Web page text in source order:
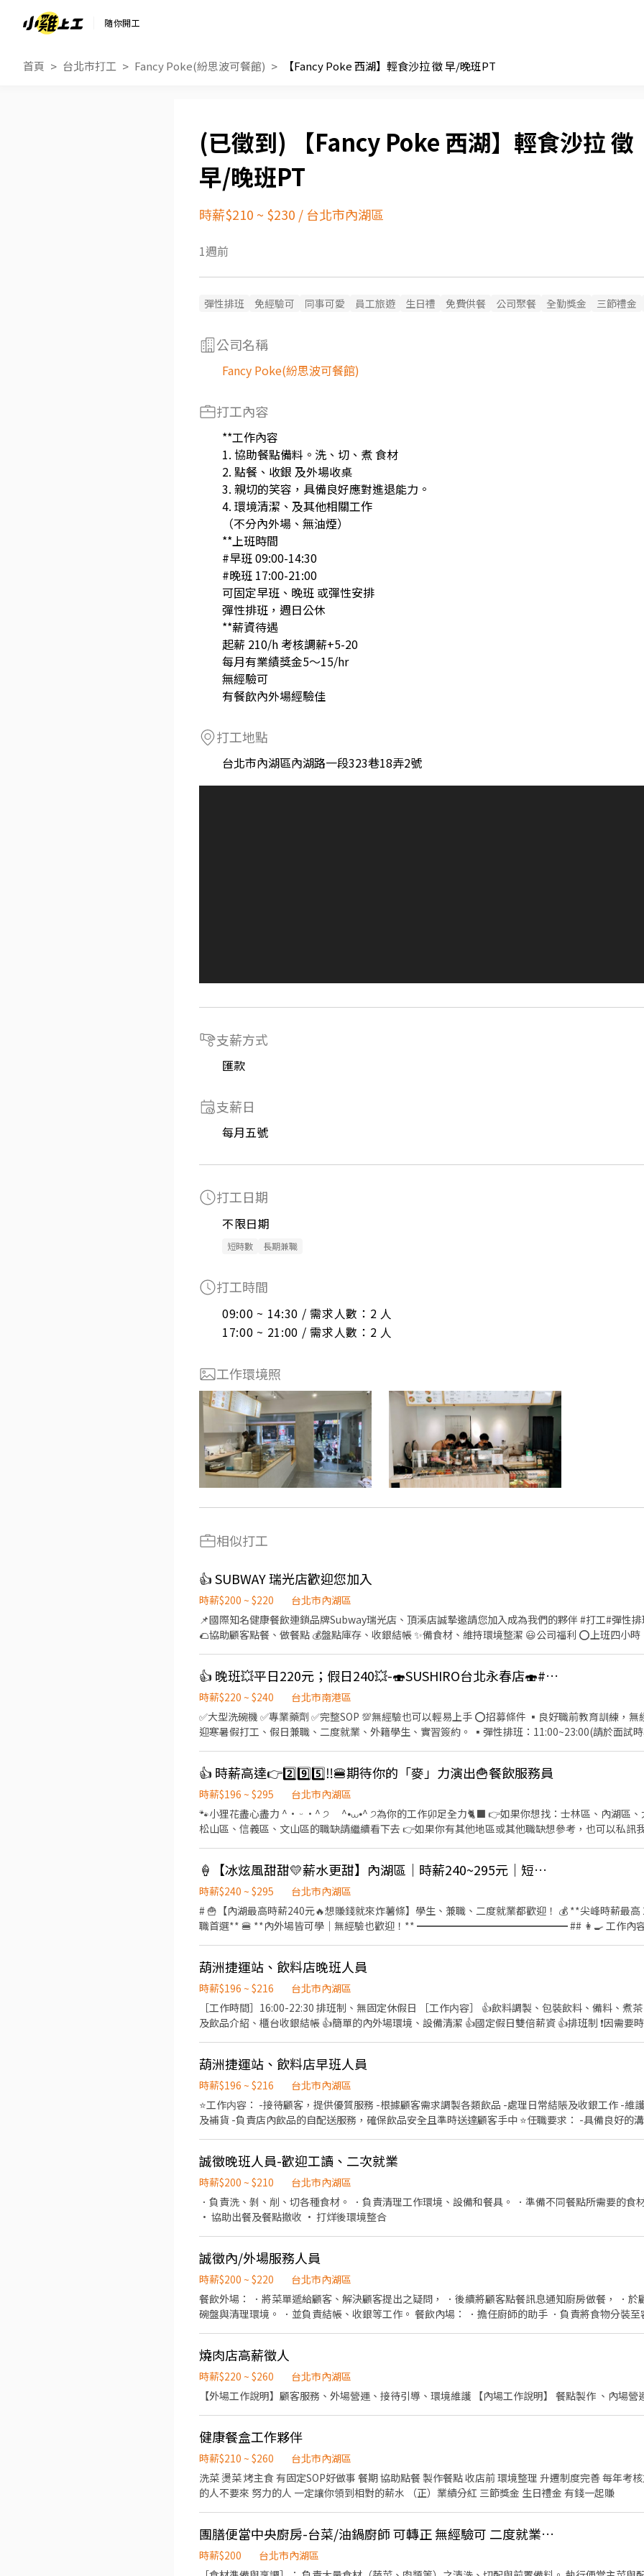
隨你開工
首頁 台北市打工 Fancy Poke(紛思波可餐館) 【Fancy Poke 西湖】輕食沙拉 徵 早/晚班PT
【Fancy Poke 西湖】輕食沙拉 徵
早/晚班PT
時薪$210 ~ $230 / 台北市內湖區
1週前
彈性排班 免經驗可 同事可愛 員工旅遊 生日禮 免費供餐 公司聚餐 全勤獎金 三節禮金
公司名稱
Fancy Poke(紛思波可餐館)
打工內容
**工作內容
1. 協助餐點備料。洗、切、煮 食材
2. 點餐、收銀 及外場收桌
3. 親切的笑容，具備良好應對進退能力。
4. 環境清潔、及其他相關工作
（不分內外場、無油煙）
**上班時間
#早班 09:00-14:30
#晚班 17:00-21:00
可固定早班、晚班 或彈性安排
彈性排班，週日公休
**薪資待遇
起薪 210/h 考核調薪+5-20
每月有業績獎金5～15/hr
無經驗可
有餐飲內外場經驗佳
打工地點
台北市內湖區內湖路一段323巷18弄2號
支薪方式
匯款
支薪日
每月五號
打工日期
不限日期
短時數 長期兼職
打工時間
09:00 ~ 14:30 / 需求人數：2 人
17:00 ~ 21:00 / 需求人數：2 人
工作環境照
相似打工
👍 SUBWAY 瑞光店歡迎您加入
時薪$200 ~ $220
台北市內湖區
📌國際知名健康餐飲連鎖品牌Subway瑞光店、頂溪店誠摯邀請您加入成為我們的夥伴 #打工#彈性排班#升等儲
🌮協助顧客點餐、做餐點 💰盤點庫存、收銀結帳 ✨備食材、維持環境整潔 😃公司福利 ⭕️上班四小時，提供餐點 ⭕️提供工作制服
👍 晚班💥平日220元；假日240💥-🍣SUSHIRO台北永春店🍣#待遇佳
時薪$220 ~ $240
台北市南港區
✅️大型洗碗機 ✅️專業藥劑 ✅️完整SOP 💯無經驗也可以輕易上手 ⭕招募條件 ▪良好職前教育訓練，無經驗者也可以加入!!！ ▪歡
迎寒暑假打工、假日兼職、二度就業、外籍學生、實習簽約。 ▪彈性排班：11:00~23:00(請於面試時與主管
習到日本商業禮儀、衛生知識及專業的烹飪技巧，還可接觸店鋪的經營管理，例如：成本控管及數
且制度完善，依努力及成果將有升遷加薪的機會 ▪享有完善的福利制度，加班費為5分鐘為單位計
畫拓展全台灣，讓更多人有機會品嚐美味平價壽司，致力成為頂尖品牌 ⭕基本保障 ①加班費(以5分鐘為單位計算) ②勞保、健
保、意外險 ③每月提撥勞工退休新制6% ④特休／年假按照勞基法規定 ⑤颱風天出勤津貼補助 ⑥員
制服 ⑧任職一年後提供免費健檢
👍 時薪高達👉2️⃣9️⃣5️⃣‼️🍔期待你的「麥」力演出🍟餐飲服務員
時薪$196 ~ $295
台北市內湖區
🐾小狸花盡心盡力 ^• ᵕ •^ ੭ ^⦁⩊⦁^ ੭為你的工作卯足全力🐈‍⬛ 👉如果你想找：士林區、內湖區、大安區、中山區、中正區、
松山區、信義區、文山區的職缺請繼續看下去 👉如果你有其他地區或其他職缺想參考，也可以私訊我唷 .˚⊹ ⁺‧ 【工作內容
店 .˚⊹ ⁺‧ 【薪資制度】 ‧⁺ ⊹˚. 💰 在上述時段內，時薪為 $ 225 ~ 240 🪙 若非以上時段，時薪為 $ 196 💰 過00:00 + $ 55 夜班津貼
.˚⊹ ⁺‧ 【 休假制度】 ‧⁺ ⊹˚. 📌 採排休制（無固定休） 🗓️ 周一至週日皆需排班 🚫 周六、周日可排休不可固定休
點】 ‧⁺ ⊹˚. 👉士林區 台北士林店📍台北市士林區中山北路五段602號 👉內湖區 台北西湖店📍台北市內湖區內湖路一段283號 台
北舊宗二店📍台北市內湖區舊宗路一段275號 👉大安區 羅斯福店📍台北市大安區羅斯福路二段45號 台北麟光店📍台北市大安區
和平東路三段406巷8號 台北復興二店📍台北市大安區復興南路二段273號 台北光復店📍台北市大安區光復
台北長春店📍台北市中山區長春路172號 台北南京五店📍台北市中山區南京東路三段210之1號 👉中正區 林森二店📍台北市中正
區林森南路1號 台北濟南店📍台北市中正區濟南路二段66號 台北館前店📍台北市中正區館前路8號
📍台北市松山區民權東路三段128號 台北南京二店📍台北市松山區南京東路五段162號 台北南京六
段57號 👉信義區 忠孝四店📍台北市信義區忠孝東路五段522號 台北101店📍台北市信義區市府路45號 台北夢廣場店📍台北市信
義區松高路11號 👉文山區 台北興隆店📍台北市文山區興隆路三段54號 台北指南店📍台北市文山區指南路二段67號 台北木新店
📍台北市文山區木新路三段174號 台北動物園三店📍台北市文山區新光路二段30號 .˚⊹ ⁺‧ 【超級亮點】 ‧⁺ ⊹˚. 💼 勞保・勞退・
團保 ⛽ 汽機車油資補貼 🔧 汽機車修繕補貼 🤝 推薦好友獎金 $600/人 📆 國定假日上班享雙倍薪資💥 .˚⊹ ⁺‧ 【 想聯繫我】 ‧⁺ ⊹˚.
☝️ 點選【立即應徵】我會速度回覆你！ ✌️ 或加入 🅻🅸🅽🅴：https://lin.ee/8rsUSDv 🤟 留言「姓名
繫上～ 若想參考其他職缺，可以到我的Threads，看更多更多的職缺喔♬ My Threads：tsaipei_ruby https://reurl.cc/7b2vad
別害羞❌別害怕❌找工作聯繫我⭕
🍦【冰炫風甜甜💛薪水更甜】內湖區｜時薪240~295元｜短時數
時薪$240 ~ $295
台北市內湖區
# 🍟【內湖最高時薪240元🔥想賺錢就來炸薯條】學生、兼職、二度就業都歡迎！ 💰 **尖峰時薪最
職首選** 🍔 **內外場皆可學｜無經驗也歡迎！** ━━━━━━━━━━━━━━━ ## 👩‍🍳 工作內容
━━━━━━━━━━━━━━━ ## 🎁 福利超有感 🍔 員工餐點半價 🎌 國定假日薪資雙倍 🛵 油資／
最高 800 元（短期除外） 🎉 推薦獎金 600 元 🛡️ 勞保、健保、團保、勞退完整保障
時段 🌞 早班｜11:00－14:00 🌆 晚班｜17:00－21:00 🌆 小夜班｜22:00－01:00 📍 **工作地點** 台
樓 臺北市內湖區舊宗路一段275號 ━━━━━━━━━━━━━━━ ## ✅ 我們希望你 ✔ 可配合假日
作 ✔ 可完成職前體檢 ━━━━━━━━━━━━━━━ ## 📲 應徵方式（採書審，請勿直接到店） ①
https://reurl.cc/zY8Oe7 ② 加入官方 LIN 👉 https://reurl.cc/lNxbvE 或搜尋 **@440mente** ③
專員＋內湖尖峰** 收到後將盡快安排後續流程！ ━━━━━━━━━━━━━━━ ✨ 想找穩定兼職？
安排。
葫洲捷運站、飲料店晚班人員
時薪$196 ~ $216
台北市內湖區
［工作時間］16:00-22:30 排班制、無固定休假日 ［工作内容］ 👍飲料調製、包裝飲料、備料、煮茶、煮原物料 👍提供顧客諮詢
及飲品介紹、櫃台收銀結帳 👍簡單的內外場環境、設備清潔 👍國定假日雙倍薪資 👍排班制 ❗️因需要時間上手，需應徵長期 ❌寒、
葫洲捷運站、飲料店早班人員
時薪$196 ~ $216
台北市內湖區
⭐️工作内容： -接待顧客，提供優質服務 -根據顧客需求調製各類飲品 -處理日常結賬及收銀工作 -維
及補貨 -負責店內飲品的自配送服務，確保飲品安全且準時送達顧客手中 ⭐️任職要求： -具備良好的溝通能力和客戶服務意識 -具
誠徵晚班人員-歡迎工讀、二次就業
時薪$200 ~ $210
台北市內湖區
．負責洗、剝、削、切各種食材。 ．負責清理工作環境、設備和餐具。 ．準備不同餐點所需要的食
· 協助出餐及餐點撤收 · 打烊後環境整合
誠徵內/外場服務人員
時薪$200 ~ $220
台北市內湖區
餐飲外場： ．將菜單遞給顧客、解決顧客提出之疑問， ．後續將顧客點餐訊息通知廚房做餐， ．於
碗盤與清理環境。 ．並負責結帳、收銀等工作。 餐飲內場： ．擔任廚師的助手 ．負責將食物分裝
燒肉店高薪徵人
時薪$220 ~ $260
台北市內湖區
【外場工作說明】顧客服務、外場營運、接待引導、環境維護 【內場工作說明】 餐
健康餐盒工作夥伴
時薪$210 ~ $260
台北市內湖區
洗菜 燙菜 烤主食 有固定SOP好做事 餐期 協助點餐 製作餐點 收店前 環境整理 升遷制度完善 每年考核加薪 歡迎想領高薪的你 懶
的人不要來 努力的人 一定讓你領到相對的薪水 （正）業績分紅 三節獎金 生日禮金 有錢一起賺
團膳便當中央廚房-台菜/油鍋廚師 可轉正 無經驗可 二度就業外籍人士歡迎
時薪$200
台北市內湖區